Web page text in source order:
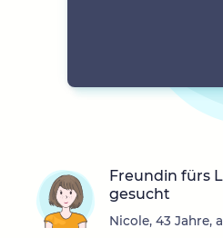
Freundin fürs
gesucht
Nicole, 43 Jahre,